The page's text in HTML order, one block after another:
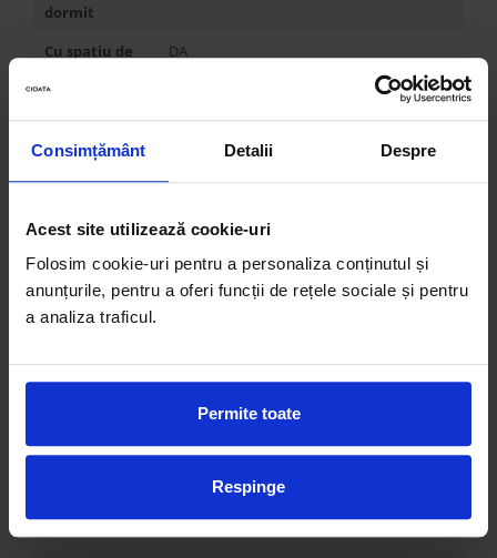
Consimțământ Detalii Despre
Acest site utilizează cookie-uri
Folosim cookie-uri pentru a personaliza conținutul și
anunțurile, pentru a oferi funcții de rețele sociale și pentru
a analiza traficul.
Permite toate
Respinge
dormit
Cu spatiu de
DA
depozitare
296x187 cm
Latime
246-296 cm
Inaltime
Adancime de
80 cm